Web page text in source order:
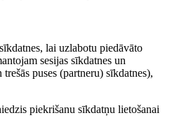
lai uzlabotu piedāvāto
sesijas sīkdatnes un
puses (partneru) sīkdatnes),
piekrišanu sīkdatņu lietošanai